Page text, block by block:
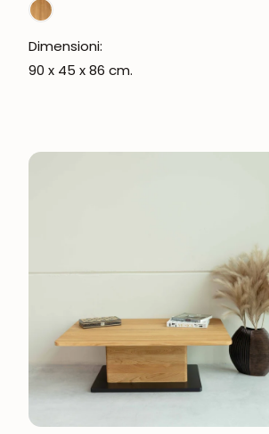
Dimensioni:
90 x 45 x 86 cm.